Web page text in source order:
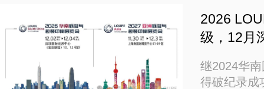
2026
级，12月
继2024华
得破纪录